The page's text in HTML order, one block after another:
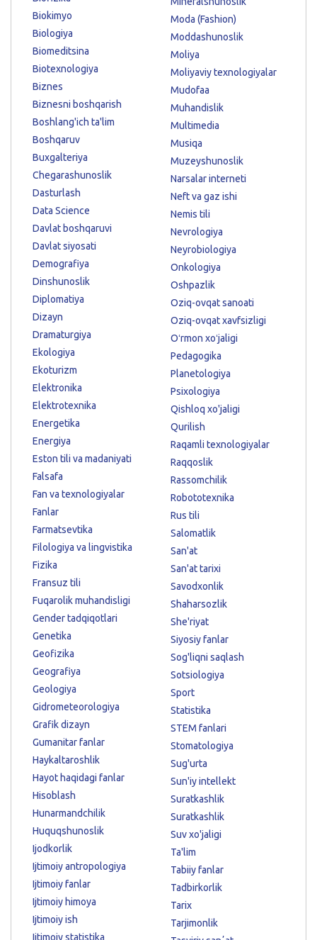
Biokimyo
Biologiya
Biomeditsina
Biotexnologiya
Biznes
Biznesni boshqarish
Boshlang'ich ta'lim
Boshqaruv
Buxgalteriya
Chegarashunoslik
Dasturlash
Data Science
Davlat boshqaruvi
Davlat siyosati
Demografiya
Dinshunoslik
Diplomatiya
Dizayn
Dramaturgiya
Ekologiya
Ekoturizm
Elektronika
Elektrotexnika
Energetika
Energiya
Eston tili va madaniyati
Falsafa
Fan va texnologiyalar
Fanlar
Farmatsevtika
Filologiya va lingvistika
Fizika
Fransuz tili
Fuqarolik muhandisligi
Gender tadqiqotlari
Genetika
Geofizika
Geografiya
Geologiya
Gidrometeorologiya
Grafik dizayn
Gumanitar fanlar
Haykaltaroshlik
Hayot haqidagi fanlar
Hisoblash
Hunarmandchilik
Huquqshunoslik
Ijodkorlik
Ijtimoiy antropologiya
Ijtimoiy fanlar
Ijtimoiy himoya
Ijtimoiy ish
Ijtimoiy statistika
Moda (Fashion)
Moddashunoslik
Moliya
Moliyaviy texnologiyalar
Mudofaa
Muhandislik
Multimedia
Musiqa
Muzeyshunoslik
Narsalar interneti
Neft va gaz ishi
Nemis tili
Nevrologiya
Neyrobiologiya
Onkologiya
Oshpazlik
Oziq-ovqat sanoati
Oziq-ovqat xavfsizligi
Oʻrmon xoʻjaligi
Pedagogika
Planetologiya
Psixologiya
Qishloq xo'jaligi
Qurilish
Raqamli texnologiyalar
Raqqoslik
Rassomchilik
Robototexnika
Rus tili
Salomatlik
San'at
San'at tarixi
Savodxonlik
Shaharsozlik
She'riyat
Siyosiy fanlar
Sog'liqni saqlash
Sotsiologiya
Sport
Statistika
STEM fanlari
Stomatologiya
Sug'urta
Sun'iy intellekt
Suratkashlik
Suratkashlik
Suv xo'jaligi
Ta'lim
Tabiiy fanlar
Tadbirkorlik
Tarix
Tarjimonlik